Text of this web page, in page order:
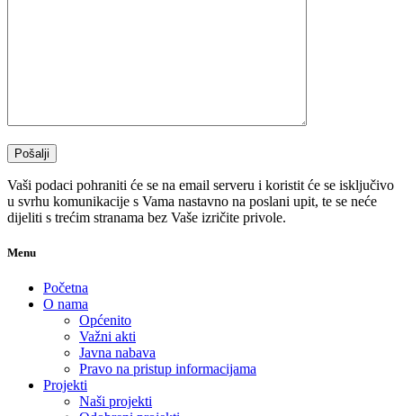
Vaši podaci pohraniti će se na email serveru i koristit će se isključivo
u svrhu komunikacije s Vama nastavno na poslani upit, te se neće
dijeliti s trećim stranama bez Vaše izričite privole.
Menu
Početna
O nama
Općenito
Važni akti
Javna nabava
Pravo na pristup informacijama
Projekti
Naši projekti